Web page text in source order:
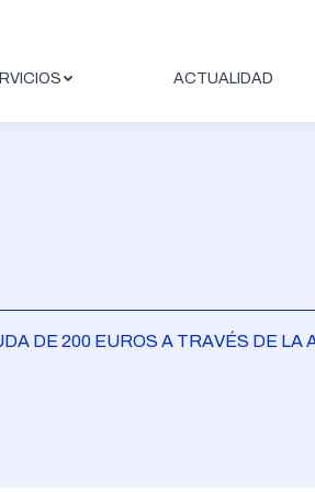
ACTUALIDAD
DE 200 EUROS A TRAVÉS DE LA